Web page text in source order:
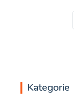
Kategorie